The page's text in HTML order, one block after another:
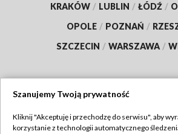
KRAKÓW / LUBLIN / ŁÓDŹ /
OPOLE / POZNAŃ /
SZCZECIN / WARSZAWA /
TVP
Szanujemy Twoją prywatność
Kliknij "Akceptuję i przechodzę do serwisu", aby
korzystanie z technologii automatycznego